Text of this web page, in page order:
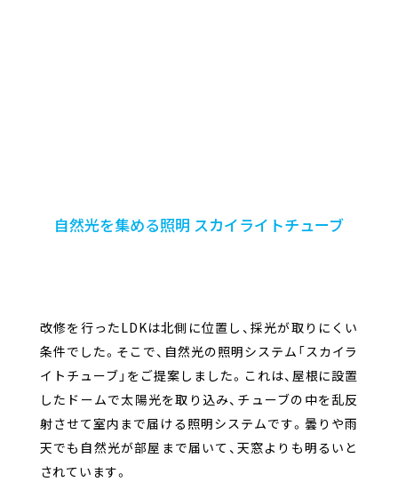
自然光を集める照明 スカイライトチューブ
改修を行ったLDKは北側に位置し、採光が取りにくい
条件でした。そこで、自然光の照明システム「スカイラ
イトチューブ」をご提案しました。これは、屋根に設置
したドームで太陽光を取り込み、チューブの中を乱反
射させて室内まで届ける照明システムです。曇りや雨
天でも自然光が部屋まで届いて、天窓よりも明るいと
されています。